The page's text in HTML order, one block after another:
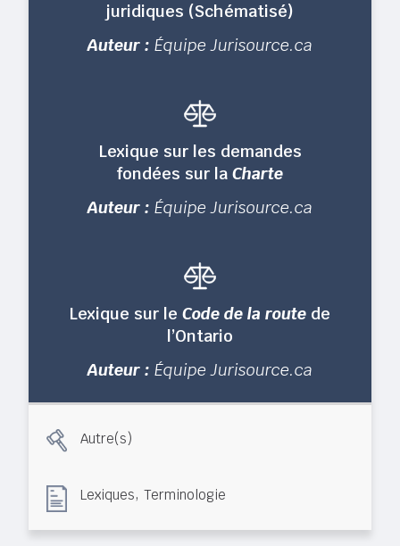
juridiques (Schématisé)
Auteur : Équipe Jurisource.ca
Lexique sur les demandes
fondées sur laCharte
Auteur : Équipe Jurisource.ca
Lexique sur leCode de la route de
l’Ontario
Auteur : Équipe Jurisource.ca
Autre(s)
Lexiques,Terminologie